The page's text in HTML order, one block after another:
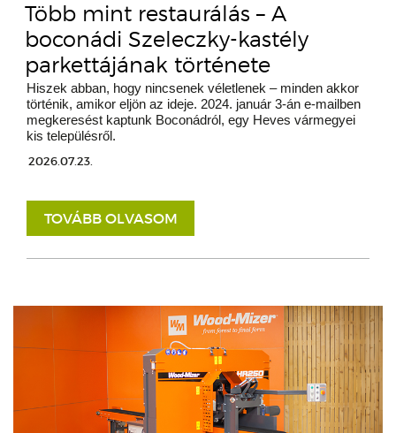
Több mint restaurálás – A
boconádi Szeleczky-kastély
parkettájának története
Hiszek abban, hogy nincsenek véletlenek – minden akkor
történik, amikor eljön az ideje. 2024. január 3-án e-mailben
megkeresést kaptunk Boconádról, egy Heves vármegyei
kis településről.
2026.07.23.
TOVÁBB OLVASOM